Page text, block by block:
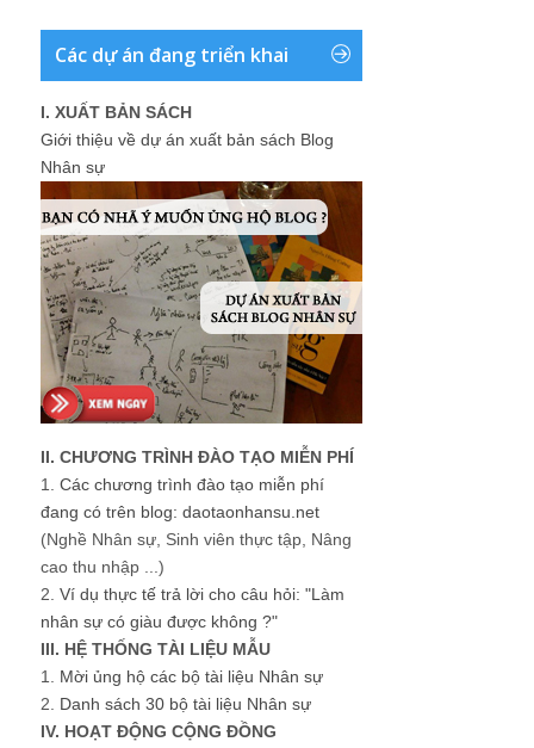
Các dự án đang triển khai
I. XUẤT BẢN SÁCH
Giới thiệu về dự án xuất bản sách Blog
Nhân sự
II. CHƯƠNG TRÌNH ĐÀO TẠO MIỄN PHÍ
1. Các chương trình đào tạo miễn phí
đang có trên blog: daotaonhansu.net
(Nghề Nhân sự, Sinh viên thực tập, Nâng
cao thu nhập ...)
2. Ví dụ thực tế trả lời cho câu hỏi: "Làm
nhân sự có giàu được không ?"
III. HỆ THỐNG TÀI LIỆU MẪU
1. Mời ủng hộ các bộ tài liệu Nhân sự
2. Danh sách 30 bộ tài liệu Nhân sự
IV. HOẠT ĐỘNG CỘNG ĐỒNG